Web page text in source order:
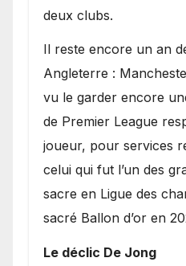
deux clubs.
​Il reste encore un an
Angleterre :
vu le garder encore
de Premier League
joueur, pour services
celui qui fut l’un des
sacre en Ligue des
sacré Ballon d’or en
Le déclic De Jong